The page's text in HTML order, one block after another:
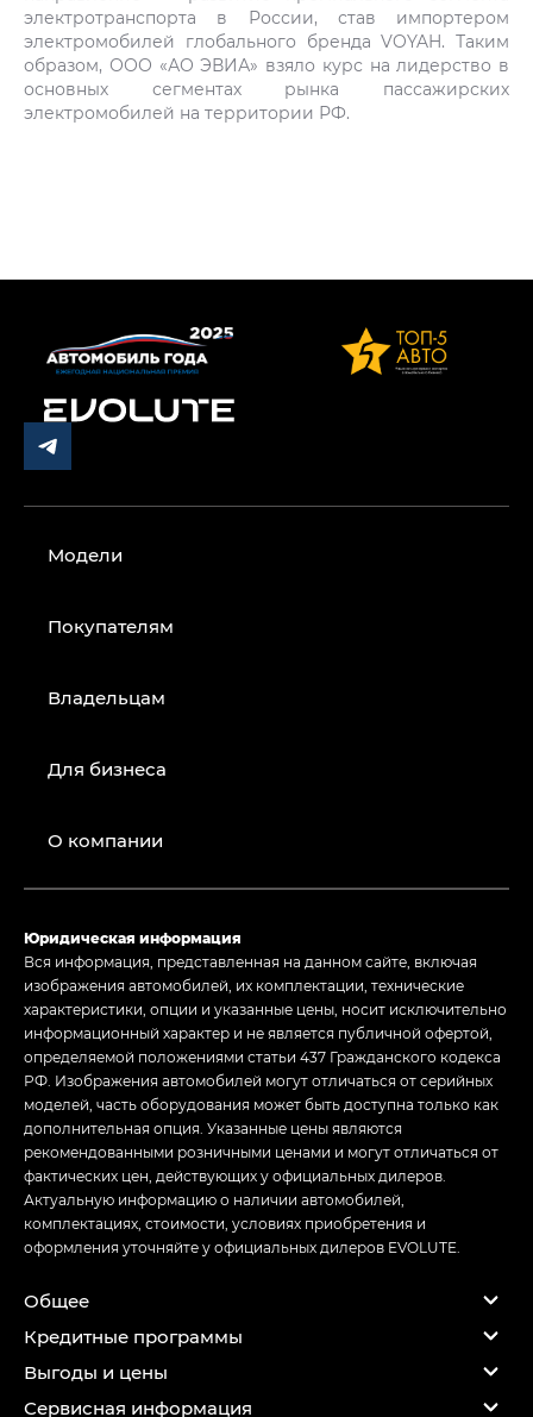
электротранспорта в России, став импортером
электромобилей глобального бренда VOYAH. Таким
образом, ООО «АО ЭВИА» взяло курс на лидерство в
основных сегментах рынка пассажирских
электромобилей на территории РФ.
Модели
Покупателям
Владельцам
Для бизнеса
О компании
Юридическая информация
Вся информация, представленная на данном сайте, включая
изображения автомобилей, их комплектации, технические
характеристики, опции и указанные цены, носит исключительно
информационный характер и не является публичной офертой,
определяемой положениями статьи 437 Гражданского кодекса
РФ. Изображения автомобилей могут отличаться от серийных
моделей, часть оборудования может быть доступна только как
дополнительная опция. Указанные цены являются
рекомендованными розничными ценами и могут отличаться от
фактических цен, действующих у официальных дилеров.
Актуальную информацию о наличии автомобилей,
комплектациях, стоимости, условиях приобретения и
оформления уточняйте у официальных дилеров EVOLUTE.
Общее
Кредитные программы
Выгоды и цены
Сервисная информация